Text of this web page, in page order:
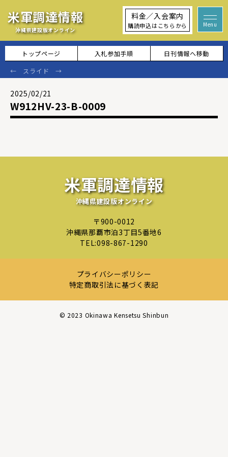
米軍調達情報
沖縄県建設版オンライン
料金／入会案内
購読申込はこちらから
トップページ 入札参加手順 日刊情報へ移動
2025/02/21
W912HV-23-B-0009
米軍調達情報
沖縄県建設版オンライン
〒900-0012
沖縄県那覇市泊3丁目5番地6
TEL:098-867-1290
プライバシーポリシー
特定商取引法に基づく表記
©︎ 2023 Okinawa Kensetsu Shinbun